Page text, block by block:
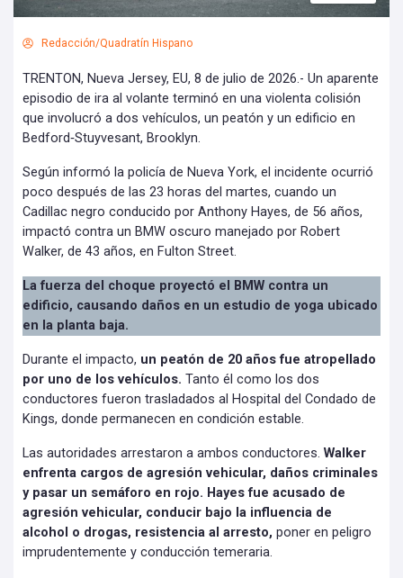
Redacción/Quadratín Hispano
TRENTON, Nueva Jersey, EU, 8 de julio de 2026.- Un aparente
episodio de ira al volante terminó en una violenta colisión
que involucró a dos vehículos, un peatón y un edificio en
Bedford‑Stuyvesant, Brooklyn.
Según informó la policía de Nueva York, el incidente ocurrió
poco después de las 23 horas del martes, cuando un
Cadillac negro conducido por Anthony Hayes, de 56 años,
impactó contra un BMW oscuro manejado por Robert
Walker, de 43 años, en Fulton Street.
La fuerza del choque proyectó el BMW contra un
edificio, causando daños en un estudio de yoga ubicado
en la planta baja.
Durante el impacto, un peatón de 20 años fue atropellado
por uno de los vehículos. Tanto él como los dos
conductores fueron trasladados al Hospital del Condado de
Kings, donde permanecen en condición estable.
Las autoridades arrestaron a ambos conductores. Walker
enfrenta cargos de agresión vehicular, daños criminales
y pasar un semáforo en rojo. Hayes fue acusado de
agresión vehicular, conducir bajo la influencia de
alcohol o drogas, resistencia al arresto, poner en peligro
imprudentemente y conducción temeraria.